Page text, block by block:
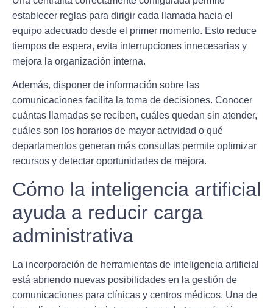
establecer reglas para dirigir cada llamada hacia el
equipo adecuado desde el primer momento. Esto reduce
tiempos de espera, evita interrupciones innecesarias y
mejora la organización interna.
Además, disponer de información sobre las
comunicaciones facilita la toma de decisiones. Conocer
cuántas llamadas se reciben, cuáles quedan sin atender,
cuáles son los horarios de mayor actividad o qué
departamentos generan más consultas permite optimizar
recursos y detectar oportunidades de mejora.
Cómo la inteligencia artificial
ayuda a reducir carga
administrativa
La incorporación de herramientas de inteligencia artificial
está abriendo nuevas posibilidades en la gestión de
comunicaciones para clínicas y centros médicos. Una de